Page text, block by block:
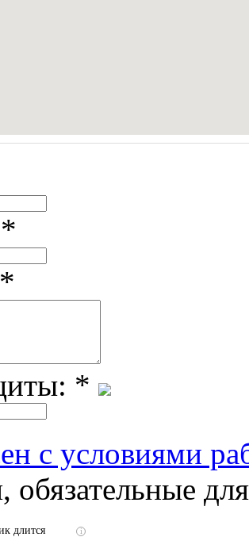
*
*
*
с условиями
обязательные
i
камера на
Крыма: Что
вытворяют, когда
видят...
i
длится